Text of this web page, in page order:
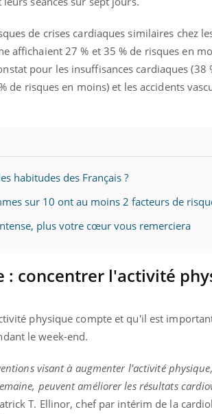
de crises cardiaques similaires chez
affichaient 27 % et 35 % de risques en
pour les insuffisances cardiaques (38
de risques en moins) et les accidents
habitudes des Français ?
sur 10 ont au moins 2 facteurs de
plus votre cœur vous remerciera
: concentrer l'activité
physique compte et qu'il est
le week-end.
visant à augmenter l'activité
peuvent améliorer les résultats
T. Ellinor, chef par intérim de la
personnes atteintes de
mais ...